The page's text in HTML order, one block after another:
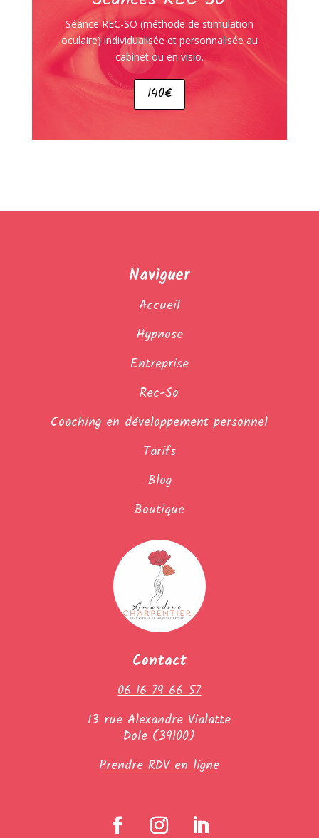
Séance REC-SO (méthode de stimulation
oculaire) individualisée et personnalisée au
cabinet ou en visio.
140€
Naviguer
Accueil
Hypnose
Entreprise
Rec-So
Coaching en développement personnel
Tarifs
Blog
Boutique
Contact
06 16 79 66 57
13 rue Alexandre Vialatte
Dole (39100)
Prendre RDV en ligne